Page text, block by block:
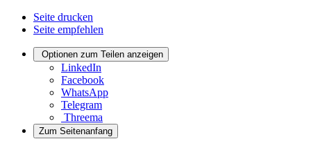
Seite drucken
Seite empfehlen
Optionen zum Teilen anzeigen
LinkedIn
Facebook
WhatsApp
Telegram
Threema
Zum Seitenanfang